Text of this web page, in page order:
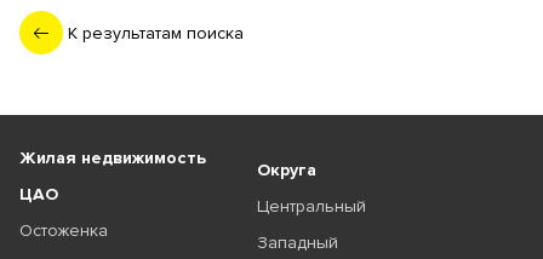
К результатам поиска
Жилая недвижимость
ЦАО
Остоженка
Округа
Центральный
Западный